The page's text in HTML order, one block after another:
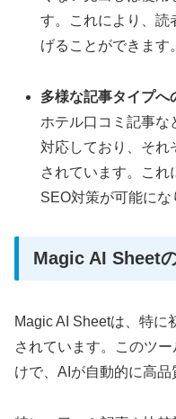
す。これにより、読
げることができます。
多様な記事タイプへ
ホテル口コミ記事な
対応しており、それ
されています。これ
SEO対策が可能にな
Magic AI Sheet
Magic AI Sheetは、特に
されています。このツ
けで、AIが自動的に高品